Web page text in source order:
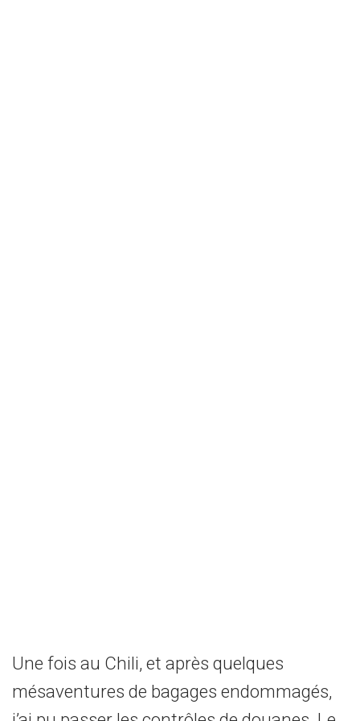
Une fois au Chili, et après quelques
mésaventures de bagages endommagés,